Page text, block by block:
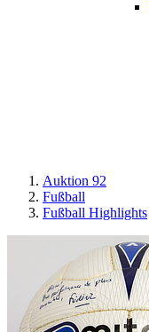
Auktion 92
Fußball
Fußball Highlights